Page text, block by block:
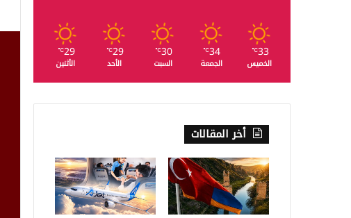
33
℃
الخميس
34
℃
الجمعة
30
℃
السبت
29
℃
الأحد
29
℃
الأثنين
أخر المقالات